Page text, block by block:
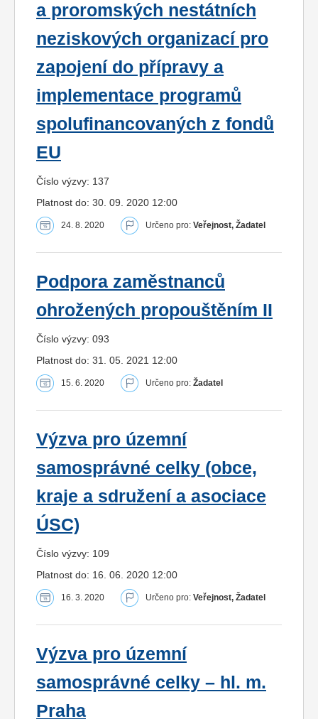
a proromských nestátních
neziskových organizací pro
zapojení do přípravy a
implementace programů
spolufinancovaných z fondů
EU
Číslo výzvy: 137
Platnost do: 30. 09. 2020 12:00
24. 8. 2020 Určeno pro: Veřejnost, Žadatel
Podpora zaměstnanců
ohrožených propouštěním II
Číslo výzvy: 093
Platnost do: 31. 05. 2021 12:00
15. 6. 2020 Určeno pro: Žadatel
Výzva pro územní
samosprávné celky (obce,
kraje a sdružení a asociace
ÚSC)
Číslo výzvy: 109
Platnost do: 16. 06. 2020 12:00
16. 3. 2020 Určeno pro: Veřejnost, Žadatel
Výzva pro územní
samosprávné celky – hl. m.
Praha